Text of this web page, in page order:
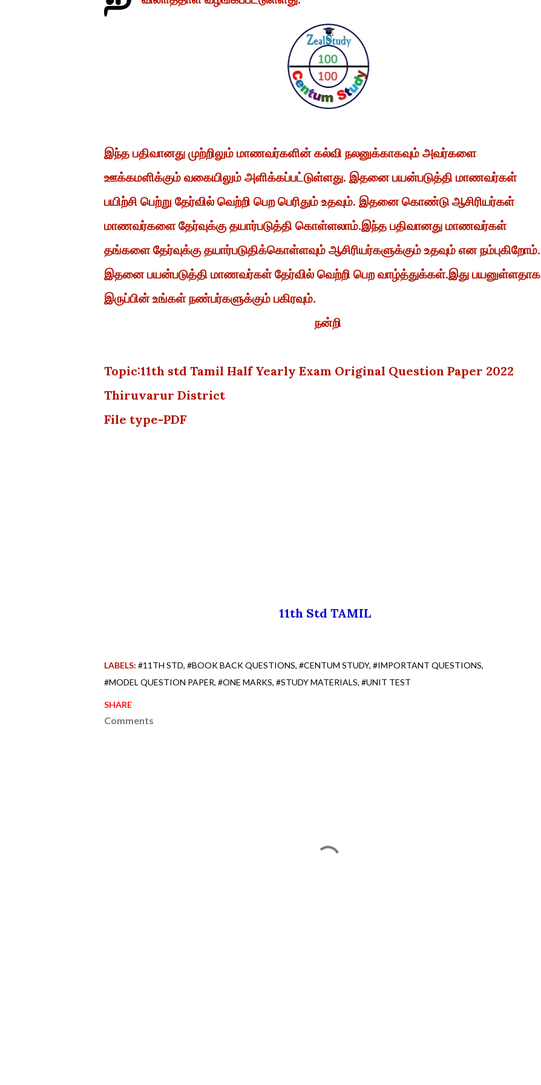
இந்த பதிவானது முற்றிலும் மாணவர்களின் கல்வி நலனுக்காகவும் அவர்களை
ஊக்கமளிக்கும் வகையிலும் அளிக்கப்பட்டுள்ளது. இதனை பயன்படுத்தி மாணவர்கள்
பயிற்சி பெற்று தேர்வில் வெற்றி பெற பெரிதும் உதவும். இதனை கொண்டு ஆசிரியர்கள்
மாணவர்களை தேர்வுக்கு தயார்படுத்தி கொள்ளலாம்.இந்த பதிவானது மாணவர்கள்
தங்களை தேர்வுக்கு தயார்படுதிக்கொள்ளவும் ஆசிரியர்களுக்கும் உதவும் என நம்புகிறோம்.
இதனை பயன்படுத்தி மாணவர்கள் தேர்வில் வெற்றி பெற வாழ்த்துக்கள்.இது பயனுள்ளதாக
இருப்பின் உங்கள் நண்பர்களுக்கும் பகிரவும்.
நன்றி
Topic:11th std Tamil Half Yearly Exam Original Question Paper 2022
Thiruvarur District
File type-PDF
11th Std TAMIL
LABELS: #11TH STD #BOOK BACK QUESTIONS #CENTUM STUDY #IMPORTANT QUESTIONS
#MODEL QUESTION PAPER #ONE MARKS #STUDY MATERIALS #UNIT TEST
SHARE
Comments